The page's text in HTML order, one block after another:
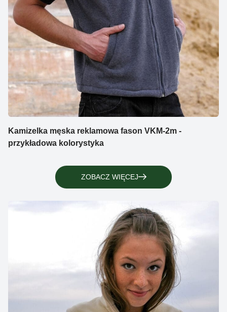
Kamizelka męska reklamowa fason VKM-2m -
przykładowa kolorystyka
ZOBACZ WIĘCEJ